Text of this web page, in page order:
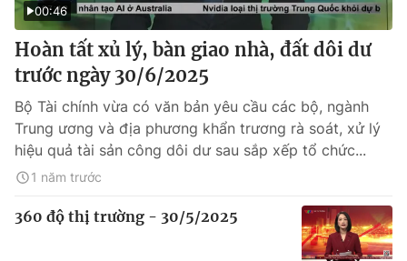
00:46
Hoàn tất xủ lý, bàn giao nhà, đất dôi dư
trước ngày 30/6/2025
Bộ Tài chính vừa có văn bản yêu cầu các bộ, ngành
Trung ương và địa phương khẩn trương rà soát, xử lý
hiệu quả tài sản công dôi dư sau sắp xếp tổ chức...
1 năm trước
360 độ thị trường - 30/5/2025